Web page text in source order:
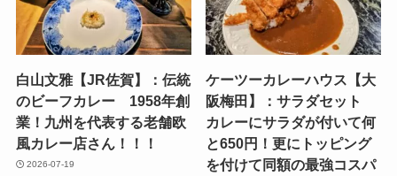
白山文雅【JR佐賀】：伝統
のビーフカレー 1958年創
業！九州を代表する老舗欧
風カレー店さん！！！
2026-07-19
ケーツーカレーハウス【大
阪梅田】：サラダセット
カレーにサラダが付いて何
と650円！更にトッピング
を付けて同額の最強コスパ